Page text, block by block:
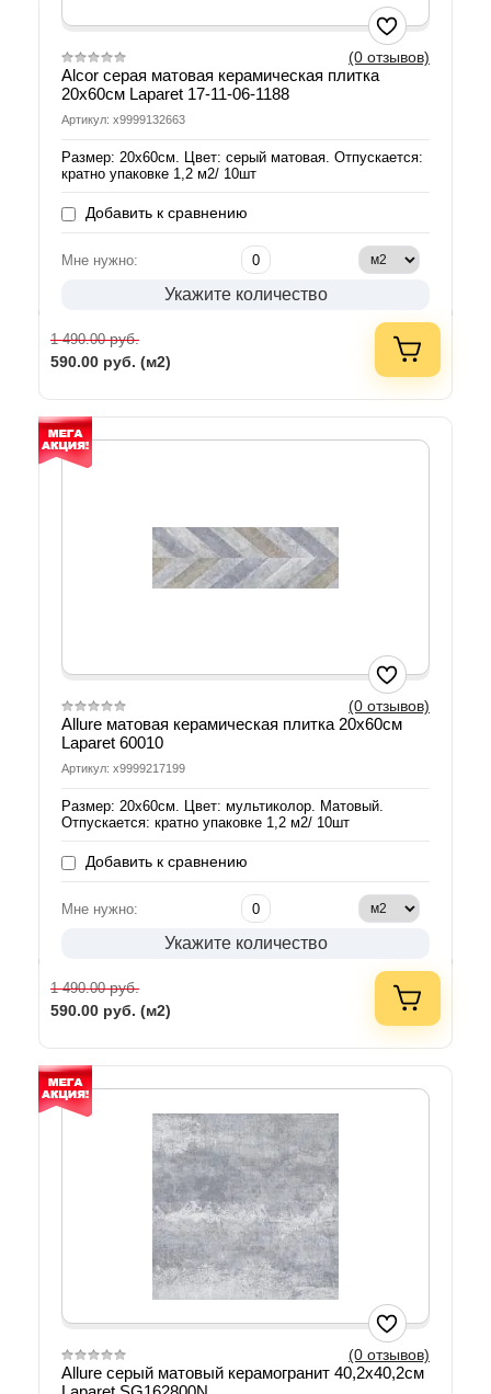
(0 отзывов)
Alcor серая матовая керамическая плитка
20x60см Laparet 17-11-06-1188
Артикул: х9999132663
Размер: 20х60см. Цвет: серый матовая. Отпускается:
кратно упаковке 1,2 м2/ 10шт
Добавить к сравнению
Мне нужно:
Укажите количество
1 490.00руб.
590.00 руб. (м2)
(0 отзывов)
Allure матовая керамическая плитка 20х60см
Laparet 60010
Артикул: х9999217199
Размер: 20х60см. Цвет: мультиколор. Матовый.
Отпускается: кратно упаковке 1,2 м2/ 10шт
Добавить к сравнению
Мне нужно:
Укажите количество
1 490.00руб.
590.00 руб. (м2)
(0 отзывов)
Allure серый матовый керамогранит 40,2х40,2см